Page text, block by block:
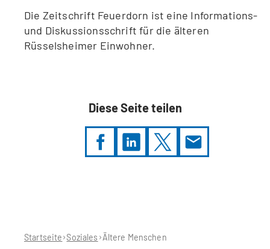
Die Zeitschrift Feuerdorn ist eine Informations-
und Diskussionsschrift für die älteren
Rüsselsheimer Einwohner.
Diese Seite teilen
hier:Startseite Soziales Ältere Menschen